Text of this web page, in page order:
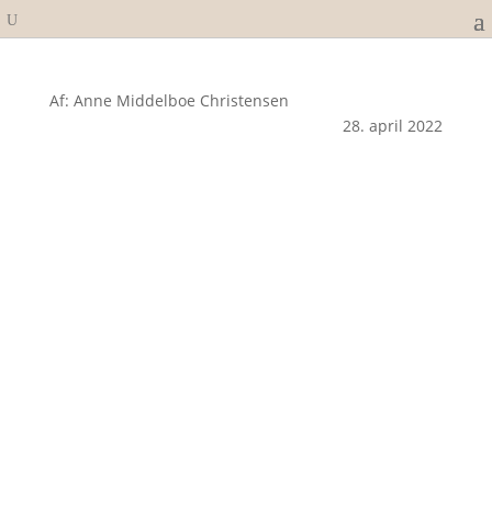
Af: Anne Middelboe Christensen
28. april 2022